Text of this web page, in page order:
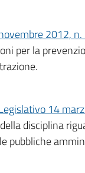
2012,
per la
14
disciplina
pubbliche